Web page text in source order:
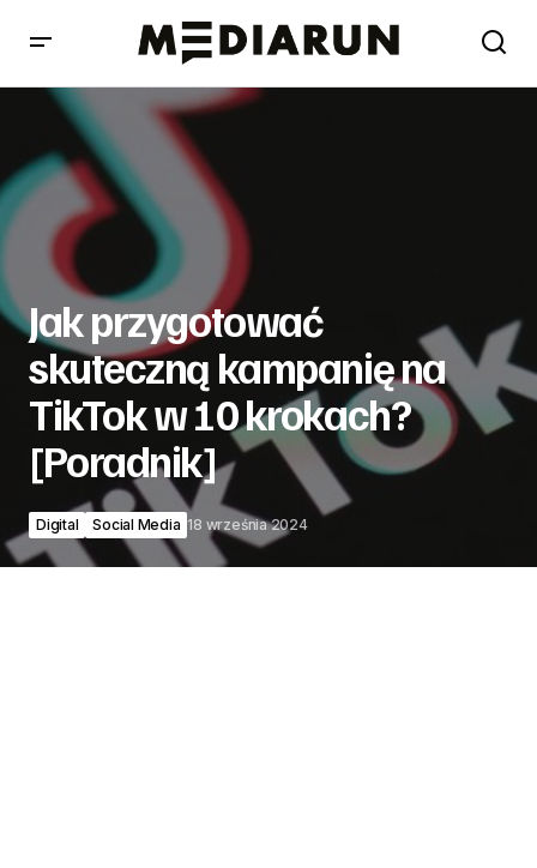
Jak przygotować skuteczną kampanię na TikTok w 10
krokach? [Poradnik]
Jak przygotować
skuteczną kampanię na
TikTok w 10 krokach?
[Poradnik]
Digital Social Media 18 września 2024